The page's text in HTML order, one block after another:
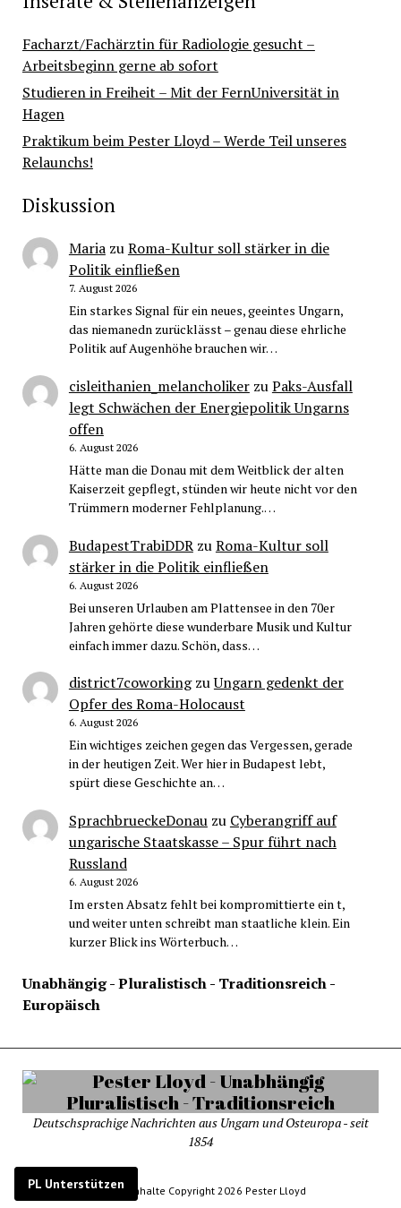
Facharzt/Fachärztin für Radiologie gesucht –
Arbeitsbeginn gerne ab sofort
Studieren in Freiheit – Mit der FernUniversität in
Hagen
Praktikum beim Pester Lloyd – Werde Teil unseres
Relaunchs!
Diskussion
MariazuRoma-Kultur soll stärker in die
Politik einfließen
7. August 2026
Ein starkes Signal für ein neues, geeintes Ungarn,
das niemanedn zurücklässt – genau diese ehrliche
Politik auf Augenhöhe brauchen wir…
cisleithanien_melancholikerzuPaks-Ausfall
legt Schwächen der Energiepolitik Ungarns
offen
6. August 2026
Hätte man die Donau mit dem Weitblick der alten
Kaiserzeit gepflegt, stünden wir heute nicht vor den
Trümmern moderner Fehlplanung.…
BudapestTrabiDDRzuRoma-Kultur soll
stärker in die Politik einfließen
6. August 2026
Bei unseren Urlauben am Plattensee in den 70er
Jahren gehörte diese wunderbare Musik und Kultur
einfach immer dazu. Schön, dass…
district7coworkingzuUngarn gedenkt der
Opfer des Roma-Holocaust
6. August 2026
Ein wichtiges zeichen gegen das Vergessen, gerade
in der heutigen Zeit. Wer hier in Budapest lebt,
spürt diese Geschichte an…
SprachbrueckeDonauzu Cyberangriff auf
ungarische Staatskasse – Spur führt nach
Russland
6. August 2026
Im ersten Absatz fehlt bei kompromittierte ein t,
und weiter unten schreibt man staatliche klein. Ein
kurzer Blick ins Wörterbuch…
Unabhängig - Pluralistisch - Traditionsreich -
Europäisch
Deutschsprachige Nachrichten aus Ungarn und Osteuropa - seit
1854
© Alle Inhalte Copyright 2026 Pester Lloyd
PL Unterstützen